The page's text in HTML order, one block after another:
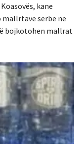
kane
serbe ne
bojkotohen mallrat